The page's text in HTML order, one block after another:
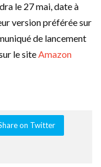
le 27 mai, date à
version préférée sur
de lancement
le siteAmazon
on Twitter